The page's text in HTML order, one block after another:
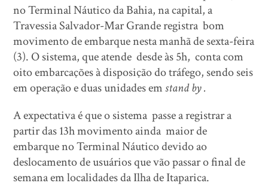
no Terminal Náutico da Bahia, na capital, a
Travessia Salvador-Mar Grande registra bom
movimento de embarque nesta manhã de sexta-feira
(3). O sistema, que atende desde às 5h, conta com
oito embarcações à disposição do tráfego, sendo seis
em operação e duas unidades emstand by .
A expectativa é que o sistema passe a registrar a
partir das 13h movimento ainda maior de
embarque no Terminal Náutico devido ao
deslocamento de usuários que vão passar o final de
semana em localidades da Ilha de Itaparica.